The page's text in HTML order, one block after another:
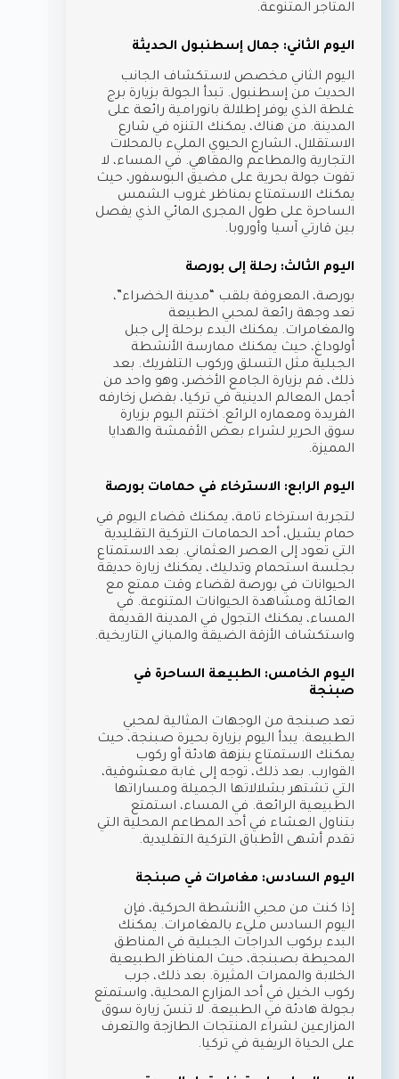
المتاجر المتنوعة.
اليوم الثاني: جمال إسطنبول الحديثة
اليوم الثاني مخصص لاستكشاف الجانب
الحديث من إسطنبول. تبدأ الجولة بزيارة برج
غلطة الذي يوفر إطلالة بانورامية رائعة على
المدينة. من هناك، يمكنك التنزه في شارع
الاستقلال، الشارع الحيوي المليء بالمحلات
التجارية والمطاعم والمقاهي. في المساء، لا
تفوت جولة بحرية على مضيق البوسفور، حيث
يمكنك الاستمتاع بمناظر غروب الشمس
الساحرة على طول المجرى المائي الذي يفصل
بين قارتي آسيا وأوروبا.
اليوم الثالث: رحلة إلى بورصة
بورصة، المعروفة بلقب “مدينة الخضراء”،
تعد وجهة رائعة لمحبي الطبيعة
والمغامرات. يمكنك البدء برحلة إلى جبل
أولوداغ، حيث يمكنك ممارسة الأنشطة
الجبلية مثل التسلق وركوب التلفريك. بعد
ذلك، قم بزيارة الجامع الأخضر، وهو واحد من
أجمل المعالم الدينية في تركيا، بفضل زخارفه
الفريدة ومعماره الرائع. اختتم اليوم بزيارة
سوق الحرير لشراء بعض الأقمشة والهدايا
المميزة.
اليوم الرابع: الاسترخاء في حمامات بورصة
لتجربة استرخاء تامة، يمكنك قضاء اليوم في
حمام يشيل، أحد الحمامات التركية التقليدية
التي تعود إلى العصر العثماني. بعد الاستمتاع
بجلسة استحمام وتدليك، يمكنك زيارة حديقة
الحيوانات في بورصة لقضاء وقت ممتع مع
العائلة ومشاهدة الحيوانات المتنوعة. في
المساء، يمكنك التجول في المدينة القديمة
واستكشاف الأزقة الضيقة والمباني التاريخية.
اليوم الخامس: الطبيعة الساحرة في
صبنجة
تعد صبنجة من الوجهات المثالية لمحبي
الطبيعة. يبدأ اليوم بزيارة بحيرة صبنجة، حيث
يمكنك الاستمتاع بنزهة هادئة أو ركوب
القوارب. بعد ذلك، توجه إلى غابة معشوقية،
التي تشتهر بشلالاتها الجميلة ومساراتها
الطبيعية الرائعة. في المساء، استمتع
بتناول العشاء في أحد المطاعم المحلية التي
تقدم أشهى الأطباق التركية التقليدية.
اليوم السادس: مغامرات في صبنجة
إذا كنت من محبي الأنشطة الحركية، فإن
اليوم السادس مليء بالمغامرات. يمكنك
البدء بركوب الدراجات الجبلية في المناطق
المحيطة بصبنجة، حيث المناظر الطبيعية
الخلابة والممرات المثيرة. بعد ذلك، جرب
ركوب الخيل في أحد المزارع المحلية، واستمتع
بجولة هادئة في الطبيعة. لا تنسَ زيارة سوق
المزارعين لشراء المنتجات الطازجة والتعرف
على الحياة الريفية في تركيا.